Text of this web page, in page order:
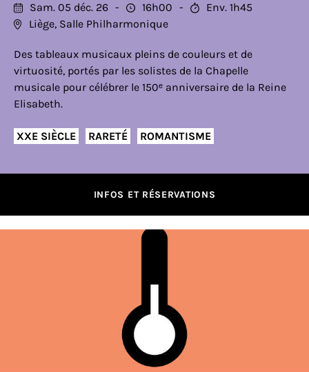
Sam. 05 déc. 26 16h00
Env. 1h45
Liège, Salle Philharmonique
Des tableaux musicaux pleins de couleurs et de
virtuosité, portés par les solistes de la Chapelle
musicale pour célébrer le 150ᵉ anniversaire de la Reine
Elisabeth.
XXE SIÈCLE RARETÉ ROMANTISME
INFOS ET RÉSERVATIONS